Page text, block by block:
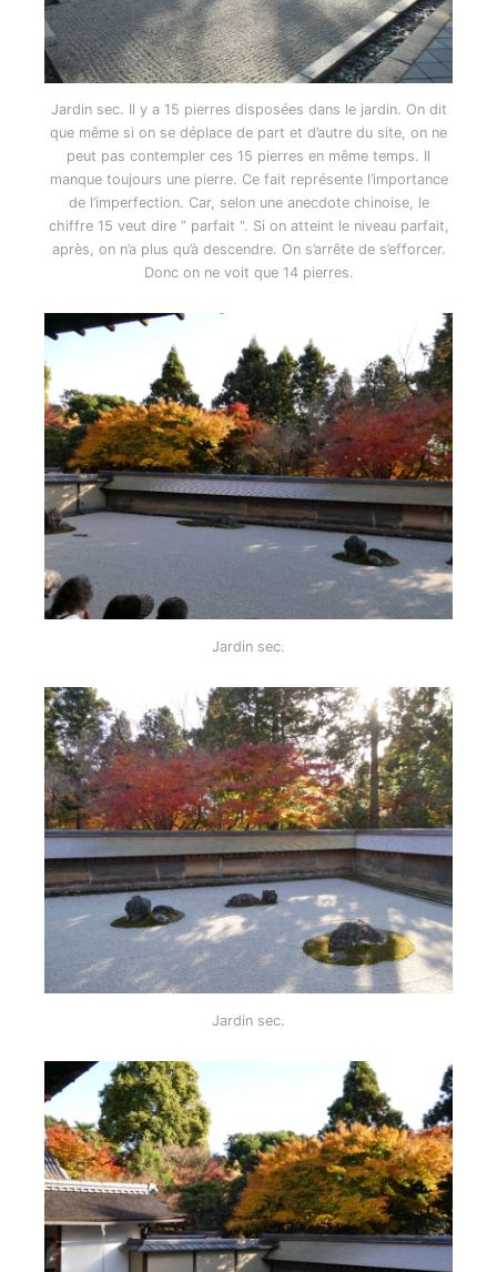
Jardin sec. Il y a 15 pierres disposées dans le jardin. On dit
que même si on se déplace de part et d’autre du site, on ne
peut pas contempler ces 15 pierres en même temps. Il
manque toujours une pierre. Ce fait représente l’importance
de l’imperfection. Car, selon une anecdote chinoise, le
chiffre 15 veut dire ” parfait “. Si on atteint le niveau parfait,
après, on n’a plus qu’à descendre. On s’arrête de s’efforcer.
Donc on ne voit que 14 pierres.
Jardin sec.
Jardin sec.